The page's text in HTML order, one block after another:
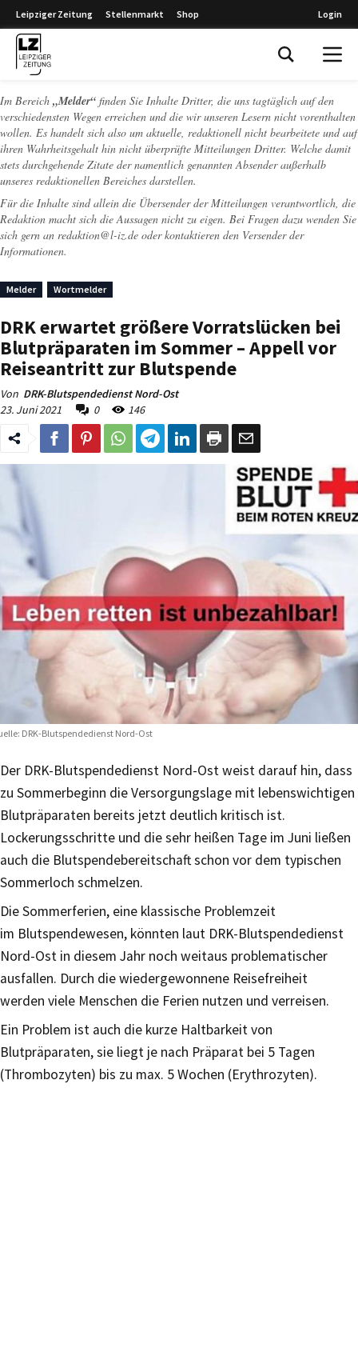
Leipziger Zeitung Stellenmarkt Shop Login
Im Bereich „Melder“ finden Sie Inhalte Dritter, die uns tagtäglich auf den
verschiedensten Wegen erreichen und die wir unseren Lesern nicht vorenthalten
wollen. Es handelt sich also um aktuelle, redaktionell nicht bearbeitete und auf
ihren Wahrheitsgehalt hin nicht überprüfte Mitteilungen Dritter. Welche damit
stets durchgehende Zitate der namentlich genannten Absender außerhalb
unseres redaktionellen Bereiches darstellen.
Für die Inhalte sind allein die Übersender der Mitteilungen verantwortlich, die
Redaktion macht sich die Aussagen nicht zu eigen. Bei Fragen dazu wenden Sie
sich gern an redaktion@l-iz.de oder kontaktieren den Versender der
Informationen.
Melder Wortmelder
DRK erwartet größere Vorratslücken bei
Blutpräparaten im Sommer – Appell vor
Reiseantritt zur Blutspende
Von DRK-Blutspendedienst Nord-Ost
23. Juni 2021
0 146
DRK-Blutspendedienst Nord-Ost
Der DRK-Blutspendedienst Nord-Ost weist darauf hin, dass
zu Sommerbeginn die Versorgungslage mit lebenswichtigen
Blutpräparaten bereits jetzt deutlich kritisch ist.
Lockerungsschritte und die sehr heißen Tage im Juni ließen
auch die Blutspendebereitschaft schon vor dem typischen
Sommerloch schmelzen.
Die Sommerferien, eine klassische Problemzeit
im Blutspendewesen, könnten laut DRK-Blutspendedienst
Nord-Ost in diesem Jahr noch weitaus problematischer
ausfallen. Durch die wiedergewonnene Reisefreiheit
werden viele Menschen die Ferien nutzen und verreisen.
Ein Problem ist auch die kurze Haltbarkeit von
Blutpräparaten, sie liegt je nach Präparat bei 5 Tagen
(Thrombozyten) bis zu max. 5 Wochen (Erythrozyten).